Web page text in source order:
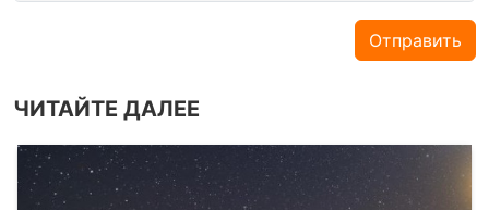
Отправить
ЧИТАЙТЕ ДАЛЕЕ